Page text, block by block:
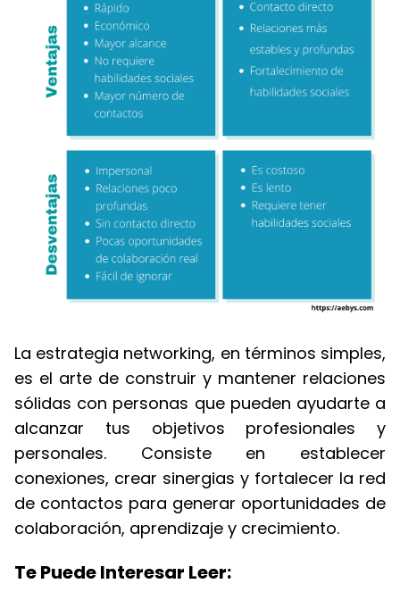
La estrategia networking, en términos simples,
es el arte de construir y mantener relaciones
sólidas con personas que pueden ayudarte a
alcanzar tus objetivos profesionales y
personales. Consiste en establecer
conexiones, crear sinergias y fortalecer la red
de contactos para generar oportunidades de
colaboración, aprendizaje y crecimiento.
Te Puede Interesar Leer: